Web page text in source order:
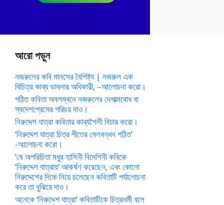
আরো পড়ুন
নজরুলের কবি মানসের বৈশিষ্ট্য | নজরুল এক
বিচিত্র কাব্য ভাবনার অধিকারী, –আলোচনা করো।
পঠিত কবিতা অবলম্বনে নজরুলের দেশাত্মবোধ বা
স্বদেশপ্রেমের পরিচয় দাও।
নিরুদ্দেশ যাত্রা কবিতার কাব্যশৈলী বিচার করো।
‘নিরুদ্দেশ যাত্রা চিত্র গীতের মেলবন্ধন গঠিত’
-আলোচনা করো।
‘ষে অপরিচিতা মধুর হাসিনী বিদেশিনী কবিকে
‘নিরুদ্দেশ যাত্রায়’ আকর্ষণ করেছেন, এবং কোনো
নিরুদ্দেশের দিকে নিয়ে চলেছেন কবিতাটি পর্যালোচনা
করে তা বুঝিয়ে দাও।
অনেকে ‘নিরুদ্দেশ যাত্রা’ কবিতাটিকে চিত্রধর্মী বলে